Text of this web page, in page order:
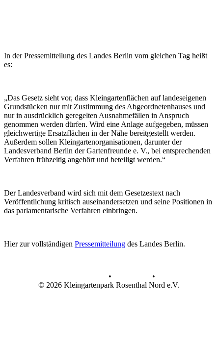
In der Pressemitteilung des Landes Berlin vom gleichen Tag heißt
es:
„Das Gesetz sieht vor, dass Kleingartenflächen auf landeseigenen
Grundstücken nur mit Zustimmung des Abgeordnetenhauses und
nur in ausdrücklich geregelten Ausnahmefällen in Anspruch
genommen werden dürfen. Wird eine Anlage aufgegeben, müssen
gleichwertige Ersatzflächen in der Nähe bereitgestellt werden.
Außerdem sollen Kleingartenorganisationen, darunter der
Landesverband Berlin der Gartenfreunde e. V., bei entsprechenden
Verfahren frühzeitig angehört und beteiligt werden.“
Der Landesverband wird sich mit dem Gesetzestext nach
Veröffentlichung kritisch auseinandersetzen und seine Positionen in
das parlamentarische Verfahren einbringen.
Hier zur vollständigen Pressemitteilung des Landes Berlin.
•
•
© 2026 Kleingartenpark Rosenthal Nord e.V.